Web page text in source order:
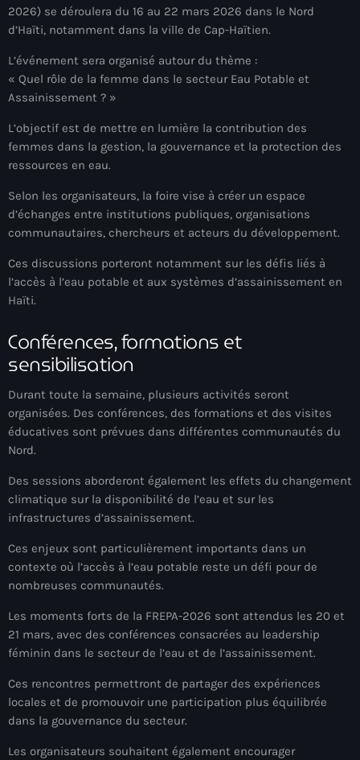
Archives
août 2026
juin 2026
avril 2026
février 2026
janvier 2026
décembre 2025
novembre 2025
septembre 2025
juillet 2025
avril 2025
mars 2025
février 2025
janvier 2025
2026) se déroulera du 16 au 22 mars 2026 dans le Nord
d’Haïti, notamment dans la ville de Cap-Haïtien.
L’événement sera organisé autour du thème :
« Quel rôle de la femme dans le secteur Eau Potable et
Assainissement ? »
L’objectif est de mettre en lumière la contribution des
femmes dans la gestion, la gouvernance et la protection des
ressources en eau.
Selon les organisateurs, la foire vise à créer un espace
d’échanges entre institutions publiques, organisations
communautaires, chercheurs et acteurs du développement.
Ces discussions porteront notamment sur les défis liés à
l’accès à l’eau potable et aux systèmes d’assainissement en
Haïti.
Conférences, formations et
sensibilisation
Durant toute la semaine, plusieurs activités seront
organisées. Des conférences, des formations et des visites
éducatives sont prévues dans différentes communautés du
Nord.
Des sessions aborderont également les effets du changement
climatique sur la disponibilité de l’eau et sur les
infrastructures d’assainissement.
Ces enjeux sont particulièrement importants dans un
contexte où l’accès à l’eau potable reste un défi pour de
nombreuses communautés.
Les moments forts de la FREPA-2026 sont attendus les 20 et
21 mars, avec des conférences consacrées au leadership
féminin dans le secteur de l’eau et de l’assainissement.
Ces rencontres permettront de partager des expériences
locales et de promouvoir une participation plus équilibrée
dans la gouvernance du secteur.
Les organisateurs souhaitent également encourager